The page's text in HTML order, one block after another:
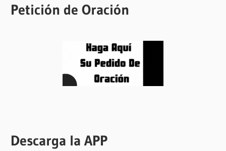
Petición de Oración
Descarga la APP